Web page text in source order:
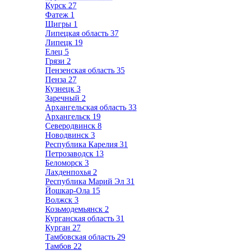
Курск 27
Фатеж 1
Щигры 1
Липецкая область 37
Липецк 19
Елец 5
Грязи 2
Пензенская область 35
Пенза 27
Кузнецк 3
Заречный 2
Архангельская область 33
Архангельск 19
Северодвинск 8
Новодвинск 3
Республика Карелия 31
Петрозаводск 13
Беломорск 3
Лахденпохья 2
Республика Марий Эл 31
Йошкар-Ола 15
Волжск 3
Козьмодемьянск 2
Курганская область 31
Курган 27
Тамбовская область 29
Тамбов 22